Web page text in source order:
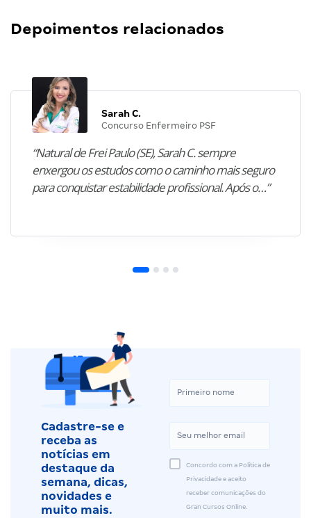
Depoimentos relacionados
Sarah C.
Concurso Enfermeiro PSF
“Natural de Frei Paulo (SE), Sarah C. sempre
enxergou os estudos como o caminho mais seguro
para conquistar estabilidade profissional. Após o…”
Cadastre-se e
receba as
notícias em
destaque da
semana, dicas,
novidades e
muito mais.
Concordo com a Política de
Privacidade e aceito
receber comunicações do
Gran Cursos Online.